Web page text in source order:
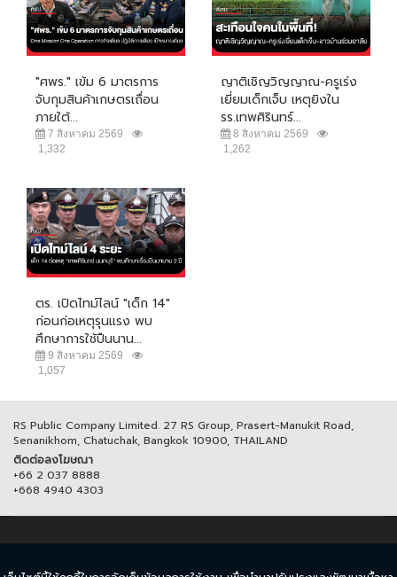
"ศพร." เข้ม 6 มาตรการ
จับกุมสินค้าเกษตรเถื่อน
ภายใต้...
7 สิงหาคม 2569
1,332
ญาติเชิญวิญญาณ-ครูเร่ง
เยี่ยมเด็กเจ็บ เหตุยิงใน
รร.เทพศิรินทร์...
8 สิงหาคม 2569
1,262
ตร. เปิดไทม์ไลน์ "เด็ก 14"
ก่อนก่อเหตุรุนแรง พบ
ศึกษาการใช้ปืนนาน...
9 สิงหาคม 2569
1,057
RS Public Company Limited. 27 RS Group, Prasert-Manukit Road,
Senanikhom, Chatuchak, Bangkok 10900, THAILAND
ติดต่อลงโฆษณา
+66 2 037 8888
+668 4940 4303
© COPYRIGHT 2017 THAICH8.COM, ALL RIGHT RESERVED.